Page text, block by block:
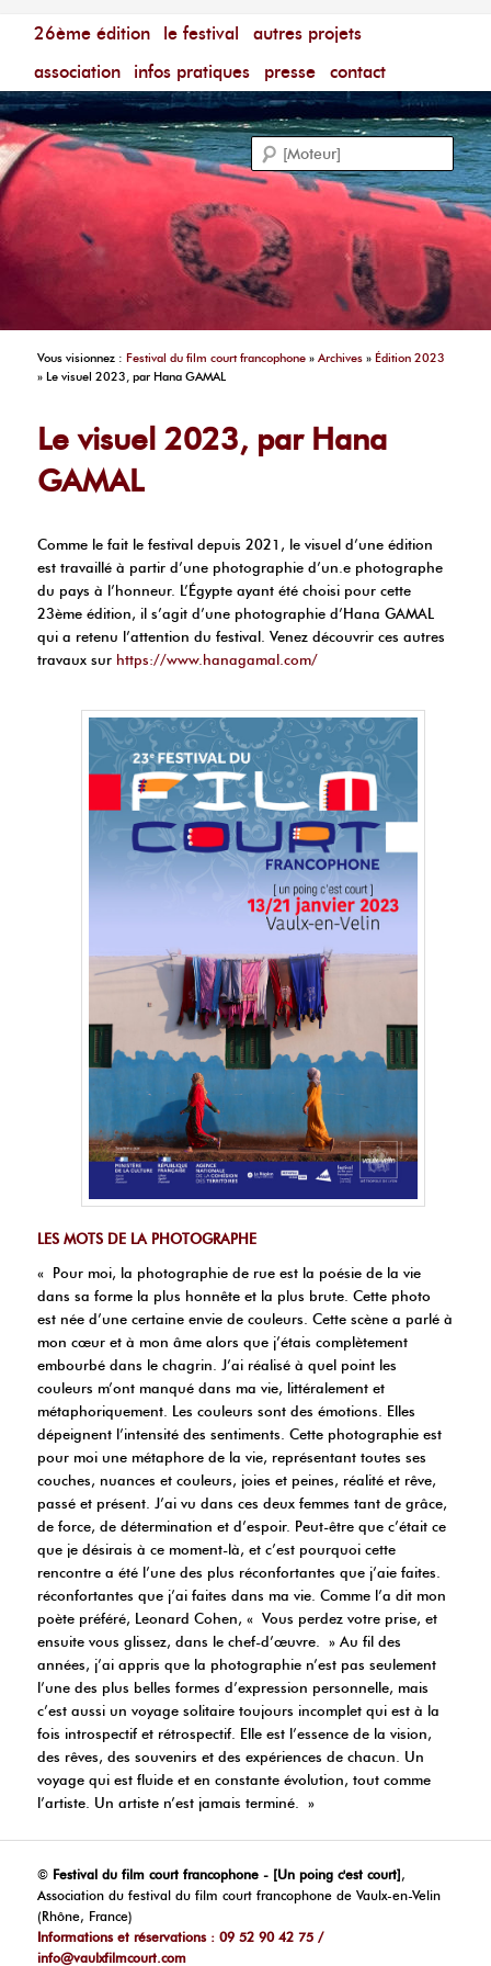
Menu principal
aller au contenu principal
aller au contenu secondaire
26ème édition le festival
autres projets
association
infos pratiques presse contact
Festival du Film Court Francophone – [Un poing c'est
Vous visionnez :Festival du film court francophone »Archives »Édition 2023
»Le visuel 2023, par Hana GAMAL
Le visuel 2023, par Hana
GAMAL
Comme le fait le festival depuis 2021, le visuel d’une édition
est travaillé à partir d’une photographie d’un.e photographe
du pays à l’honneur. L’Égypte ayant été choisi pour cette
23ème édition, il s’agit d’une photographie d’Hana GAMAL
qui a retenu l’attention du festival. Venez découvrir ces autres
travaux sur https://www.hanagamal.com/
LES MOTS DE LA PHOTOGRAPHE
« Pour moi, la photographie de rue est la poésie de la vie
dans sa forme la plus honnête et la plus brute. Cette photo
est née d’une certaine envie de couleurs. Cette scène a parlé à
mon cœur et à mon âme alors que j’étais complètement
embourbé dans le chagrin. J’ai réalisé à quel point les
couleurs m’ont manqué dans ma vie, littéralement et
métaphoriquement. Les couleurs sont des émotions. Elles
dépeignent l’intensité des sentiments. Cette photographie est
pour moi une métaphore de la vie, représentant toutes ses
couches, nuances et couleurs, joies et peines, réalité et rêve,
passé et présent. J’ai vu dans ces deux femmes tant de grâce,
de force, de détermination et d’espoir. Peut-être que c’était ce
que je désirais à ce moment-là, et c’est pourquoi cette
rencontre a été l’une des plus réconfortantes que j’aie faites.
réconfortantes que j’ai faites dans ma vie. Comme l’a dit mon
poète préféré, Leonard Cohen, « Vous perdez votre prise, et
ensuite vous glissez, dans le chef-d’œuvre. » Au fil des
années, j’ai appris que la photographie n’est pas seulement
l’une des plus belles formes d’expression personnelle, mais
c’est aussi un voyage solitaire toujours incomplet qui est à la
fois introspectif et rétrospectif. Elle est l’essence de la vision,
des rêves, des souvenirs et des expériences de chacun. Un
voyage qui est fluide et en constante évolution, tout comme
l’artiste. Un artiste n’est jamais terminé. »
© Festival du film court francophone - [Un poing c'est court],
Association du festival du film court francophone de Vaulx-en-Velin
(Rhône, France)
Informations et réservations : 09 52 90 42 75 /
info@vaulxfilmcourt.com